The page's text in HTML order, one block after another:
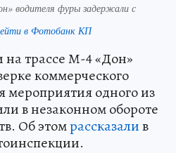
водителя фуры задержали с
в Фотобанк КП
на трассе М-4 «Дон»
коммерческого
мероприятия одного из
в незаконном обороте
Об этомрассказалив